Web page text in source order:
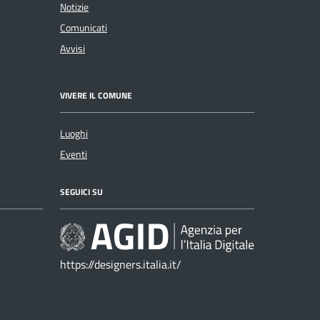
Notizie
Comunicati
Avvisi
VIVERE IL COMUNE
Luoghi
Eventi
SEGUICI SU
https://designers.italia.it/